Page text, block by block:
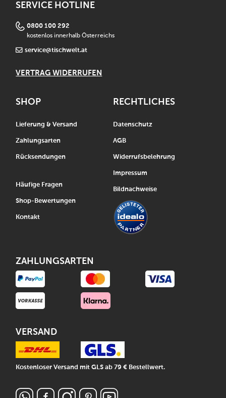
SERVICE HOTLINE
0800 100 292
kostenlos innerhalb Österreichs
service@tischwelt.at
VERTRAG WIDERRUFEN
SHOP
Lieferung & Versand
Zahlungsarten
Rücksendungen
Häufige Fragen
Shop-Bewertungen
Kontakt
RECHTLICHES
Datenschutz
AGB
Widerrufsbelehrung
Impressum
Bildnachweise
ZAHLUNGSARTEN
VERSAND
Kostenloser Versand mit GLS ab 79 € Bestellwert.